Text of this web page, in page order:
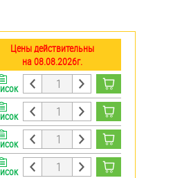
Цены действительны
на 08.08.2026г.